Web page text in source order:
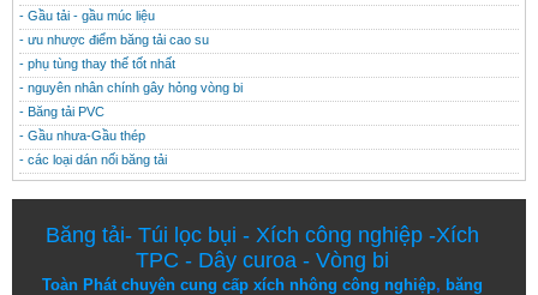
- Gầu tải - gầu múc liệu
- ưu nhược điểm băng tải cao su
- phụ tùng thay thế tốt nhất
- nguyên nhân chính gây hỏng vòng bi
- Băng tải PVC
- Gầu nhưa-Gầu thép
- các loại dán nối băng tải
Băng tải- Túi lọc bụi - Xích công nghiệp-Xích
TPC - Dây curoa - Vòng bi
Toàn Phát chuyên cung cấp xích nhông công nghiệp, băng